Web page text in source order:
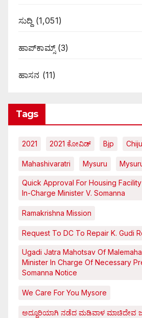
ಸುದ್ದಿ (1,051)
ಹಾಪ್‌ಕಾಮ್ಸ್‌(3)
ಹಾಸನ (11)
Tags
2021 2021 ಕೋವಿಡ್‌ Bjp
Mahashivaratri Mysuru
Quick Approval For Housing
In-Charge Minister V. Somanna
Ramakrishna Mission
Request To DC To Repair K. Gudi
Ugadi Jatra Mahotsav Of
Minister In Charge Of Necessary
Somanna Notice
We Care For You Mysore
ಅದ್ದೂರಿಯಾಗಿ ನಡೆದ ಮಡಿವಾಳ ಮಾಚಿದೇವ